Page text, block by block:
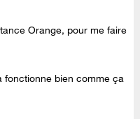
Orange, pour me faire
fonctionne bien comme ça